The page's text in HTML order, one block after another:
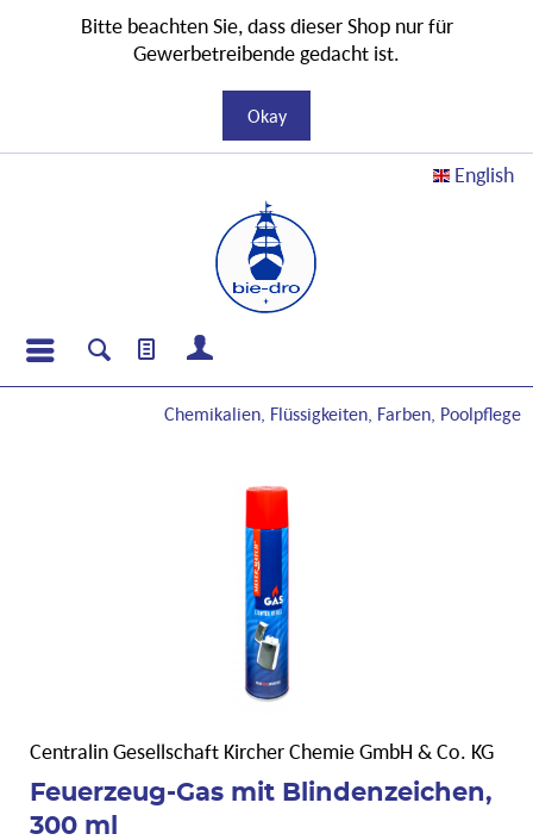
English
Chemikalien, Flüssigkeiten, Farben, Poolpflege
Centralin Gesellschaft Kircher Chemie GmbH & Co. KG
Feuerzeug-Gas mit Blindenzeichen,
300 ml
Bitte beachten Sie, dass dieser Shop nur für
Gewerbetreibende gedacht ist.
Okay